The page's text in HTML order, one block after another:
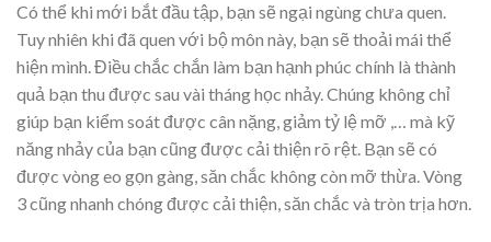
Có thể khi mới bắt đầu tập, bạn sẽ ngại ngùng chưa quen.
Tuy nhiên khi đã quen với bộ môn này, bạn sẽ thoải mái thể
hiện mình. Điều chắc chắn làm bạn hạnh phúc chính là thành
quả bạn thu được sau vài tháng học nhảy. Chúng không chỉ
giúp bạn kiểm soát được cân nặng, giảm tỷ lệ mỡ ,… mà kỹ
năng nhảy của bạn cũng được cải thiện rõ rệt. Bạn sẽ có
được vòng eo gọn gàng, săn chắc không còn mỡ thừa. Vòng
3 cũng nhanh chóng được cải thiện, săn chắc và tròn trịa hơn.